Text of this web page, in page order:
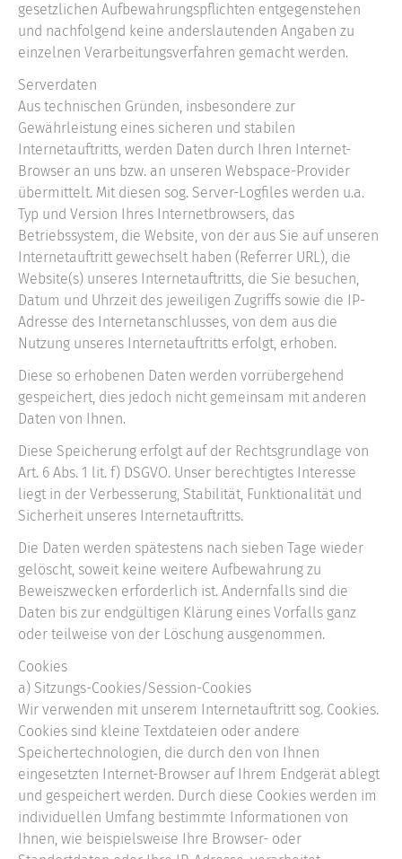
gesetzlichen Aufbewahrungspflichten entgegenstehen
und nachfolgend keine anderslautenden Angaben zu
einzelnen Verarbeitungsverfahren gemacht werden.
Serverdaten
Aus technischen Gründen, insbesondere zur
Gewährleistung eines sicheren und stabilen
Internetauftritts, werden Daten durch Ihren Internet-
Browser an uns bzw. an unseren Webspace-Provider
übermittelt. Mit diesen sog. Server-Logfiles werden u.a.
Typ und Version Ihres Internetbrowsers, das
Betriebssystem, die Website, von der aus Sie auf unseren
Internetauftritt gewechselt haben (Referrer URL), die
Website(s) unseres Internetauftritts, die Sie besuchen,
Datum und Uhrzeit des jeweiligen Zugriffs sowie die IP-
Adresse des Internetanschlusses, von dem aus die
Nutzung unseres Internetauftritts erfolgt, erhoben.
Diese so erhobenen Daten werden vorrübergehend
gespeichert, dies jedoch nicht gemeinsam mit anderen
Daten von Ihnen.
Diese Speicherung erfolgt auf der Rechtsgrundlage von
Art. 6 Abs. 1 lit. f) DSGVO. Unser berechtigtes Interesse
liegt in der Verbesserung, Stabilität, Funktionalität und
Sicherheit unseres Internetauftritts.
Die Daten werden spätestens nach sieben Tage wieder
gelöscht, soweit keine weitere Aufbewahrung zu
Beweiszwecken erforderlich ist. Andernfalls sind die
Daten bis zur endgültigen Klärung eines Vorfalls ganz
oder teilweise von der Löschung ausgenommen.
Cookies
a) Sitzungs-Cookies/Session-Cookies
Wir verwenden mit unserem Internetauftritt sog. Cookies.
Cookies sind kleine Textdateien oder andere
Speichertechnologien, die durch den von Ihnen
eingesetzten Internet-Browser auf Ihrem Endgerät ablegt
und gespeichert werden. Durch diese Cookies werden im
individuellen Umfang bestimmte Informationen von
Ihnen, wie beispielsweise Ihre Browser- oder